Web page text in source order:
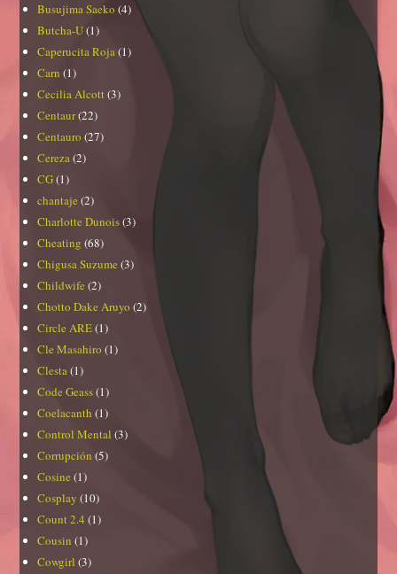
Busujima Saeko (4)
Butcha-U(1)
Caperucita Roja(1)
Carn (1)
Cecilia Alcott (3)
Centaur(22)
Centauro (27)
Cereza(2)
CG(1)
chantaje (2)
Charlotte Dunois(3)
Cheating (68)
Chigusa Suzume (3)
Childwife (2)
Chotto Dake Aruyo (2)
Circle ARE(1)
Cle Masahiro (1)
Clesta(1)
Code Geass(1)
Coelacanth (1)
Control Mental (3)
Corrupción (5)
Cosine (1)
Cosplay (10)
Count 2.4 (1)
Cousin (1)
Cowgirl (3)